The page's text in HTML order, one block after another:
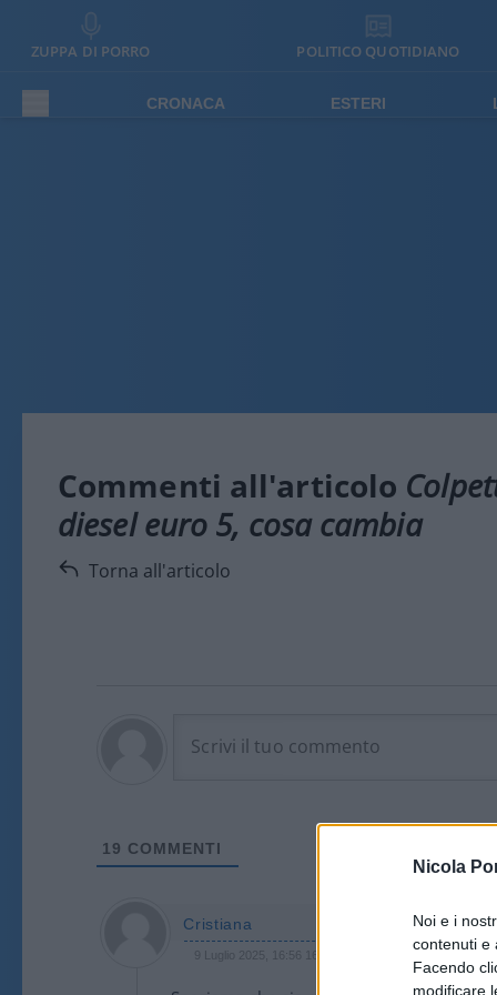
Nicola
Noi e i
contenuti e
Facendo
modificare
ZUPPA DI PORRO POLITICO QUOTIDIANO
CRONACA ESTERI
Commenti all'articolo
diesel euro 5, cosa cambia
Torna all'articolo
19 COMMENTI
Cristiana
9 Luglio 2025, 16:56 16:56